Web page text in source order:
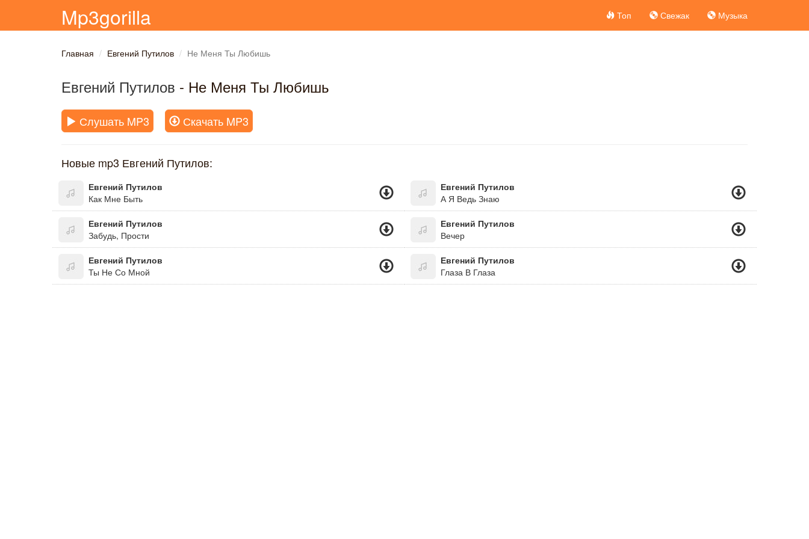
Mp3gorilla Топ Свежак Музыка
Главная Евгений Путилов Не Меня Ты Любишь
Евгений Путилов - Не Меня Ты Любишь
Слушать MP3 Скачать MP3
Новые mp3 Евгений Путилов:
Евгений Путилов
Как Мне Быть
Евгений Путилов
А Я Ведь Знаю
Евгений Путилов
Забудь, Прости
Евгений Путилов
Вечер
Евгений Путилов
Ты Не Со Мной
Евгений Путилов
Глаза В Глаза